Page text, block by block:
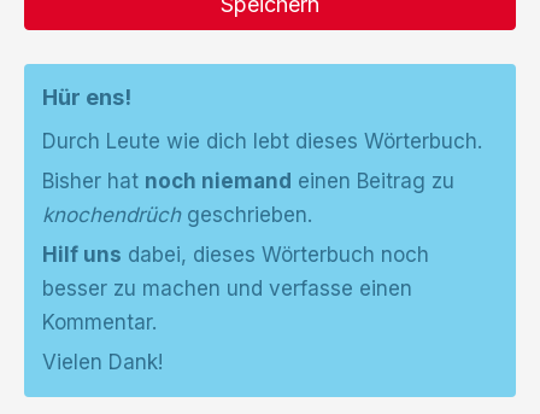
Hür ens!
Durch Leute wie dich lebt dieses Wörterbuch.
Bisher hat noch niemand einen Beitrag zu
knochendrüchgeschrieben.
Hilf uns dabei, dieses Wörterbuch noch
besser zu machen und verfasse einen
Kommentar.
Vielen Dank!